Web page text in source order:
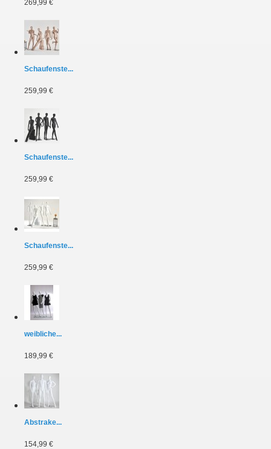
269,99 €
Schaufenste...
259,99 €
Schaufenste...
259,99 €
Schaufenste...
259,99 €
weibliche...
189,99 €
Abstrake...
154,99 €